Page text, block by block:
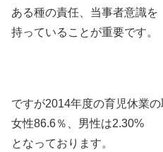
ある種の責任、当事者意識を
持っていることが重要です。
ですが2014年度の育児休業の
女性86.6％、男性は2.30%
となっております。